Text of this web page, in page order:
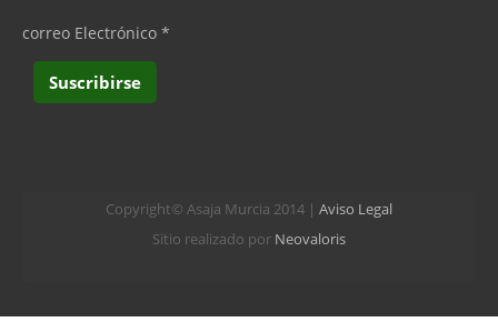
correo Electrónico *
Copyright© Asaja Murcia 2014 | Aviso Legal
Sitio realizado por Neovaloris